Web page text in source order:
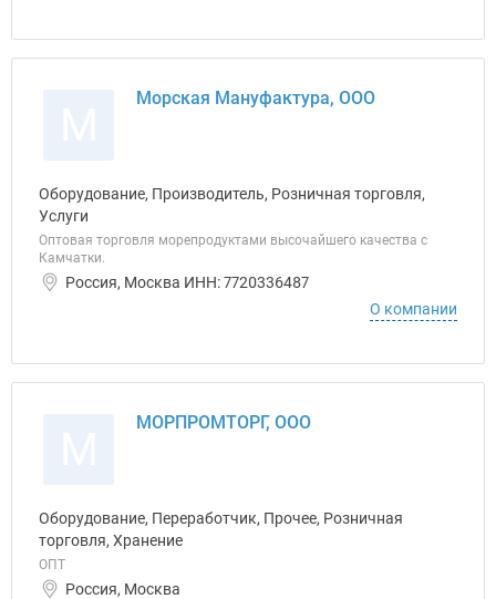
Морская Мануфактура, ООО
Оборудование, Производитель, Розничная торговля,
Услуги
Оптовая торговля морепродуктами высочайшего качества с
Камчатки.
Россия, Москва ИНН: 7720336487
О компании
МОРПРОМТОРГ, ООО
Оборудование, Переработчик, Прочее, Розничная
торговля, Хранение
ОПТ
Россия, Москва